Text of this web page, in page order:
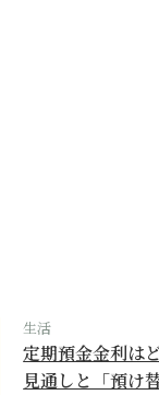
生活
定期預金金利は
見通しと「預け